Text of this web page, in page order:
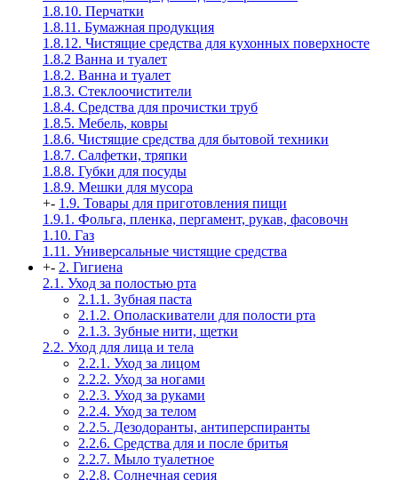
1.8.10. Перчатки
1.8.11. Бумажная продукция
1.8.12. Чистящие средства для кухонных поверхносте
1.8.2 Ванна и туалет
1.8.2. Ванна и туалет
1.8.3. Стеклоочистители
1.8.4. Средства для прочистки труб
1.8.5. Мебель, ковры
1.8.6. Чистящие средства для бытовой техники
1.8.7. Салфетки, тряпки
1.8.8. Губки для посуды
1.8.9. Мешки для мусора
+- 1.9. Товары для приготовления пищи
1.9.1. Фольга, пленка, пергамент, рукав, фасовочн
1.10. Газ
1.11. Универсальные чистящие средства
+- 2. Гигиена
2.1. Уход за полостью рта
2.1.1. Зубная паста
2.1.2. Ополаскиватели для полости рта
2.1.3. Зубные нити, щетки
2.2. Уход для лица и тела
2.2.1. Уход за лицом
2.2.2. Уход за ногами
2.2.3. Уход за руками
2.2.4. Уход за телом
2.2.5. Дезодоранты, антиперспиранты
2.2.6. Средства для и после бритья
2.2.7. Мыло туалетное
2.2.8. Солнечная серия